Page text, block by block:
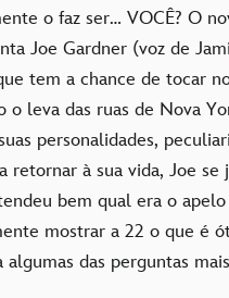
o faz ser… VOCÊ? O
Joe Gardner (voz de
tem a chance de tocar
o leva das ruas de Nova
personalidades,
retornar à sua vida, Joe
bem qual era o
mostrar a 22 o que é
algumas das perguntas